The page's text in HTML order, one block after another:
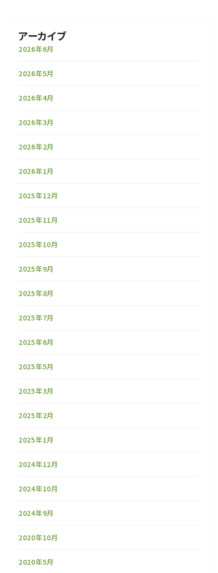
アーカイブ
2026年6月
2026年5月
2026年4月
2026年3月
2026年2月
2026年1月
2025年12月
2025年11月
2025年10月
2025年9月
2025年8月
2025年7月
2025年6月
2025年5月
2025年3月
2025年2月
2025年1月
2024年12月
2024年10月
2024年9月
2020年10月
2020年5月